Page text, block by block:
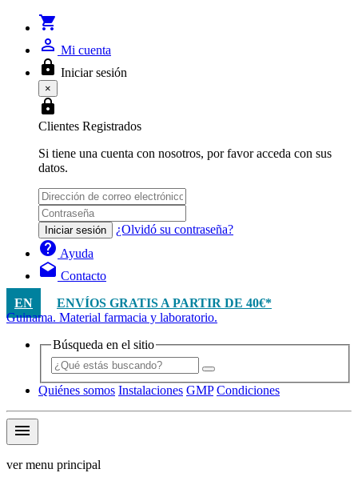
shopping_cart
person_outline Mi cuenta
lock Iniciar sesión
×
lock
Clientes Registrados
Si tiene una cuenta con nosotros, por favor acceda con sus
datos.
Iniciar sesión ¿Olvidó su contraseña?
help Ayuda
drafts Contacto
EN
ENVÍOS GRATIS A PARTIR DE 40€*
Guinama. Material farmacia y laboratorio.
Búsqueda en el sitio
Quiénes somos Instalaciones GMP Condiciones
menu
ver menu principal